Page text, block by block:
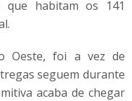
que habitam os 141
Oeste, foi a vez de
seguem durante
acaba de chegar